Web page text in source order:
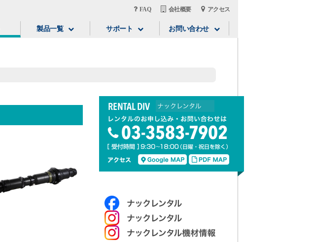
FAQ 会社概要 アクセス
製品一覧 サポート お問い合わせ